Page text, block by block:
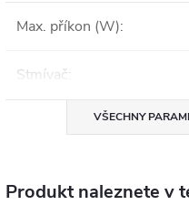
Max. příkon (W):
Stmívač:
VŠECHNY
Produkt naleznete v